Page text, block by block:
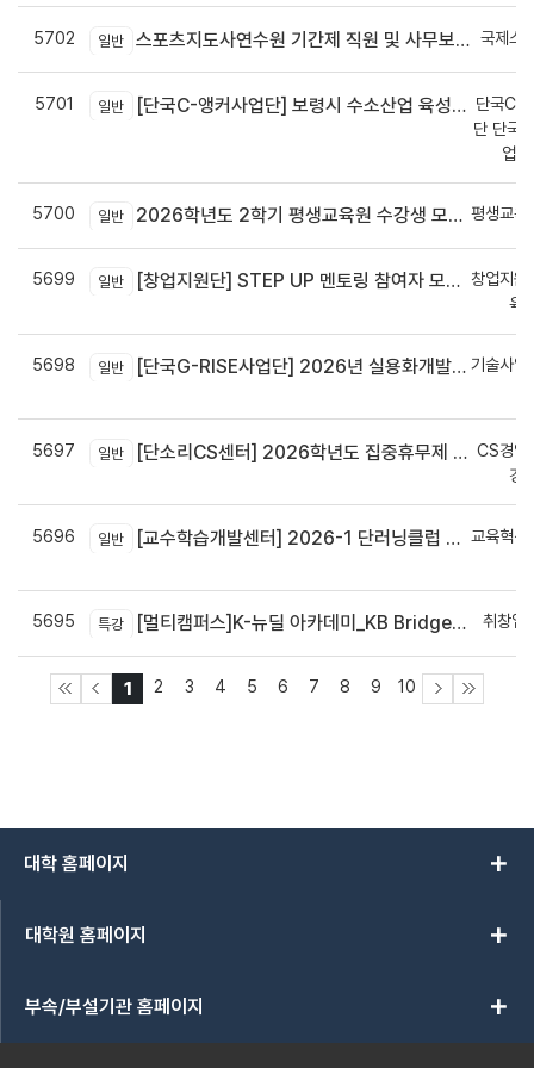
5702 일반 스포츠지도사연수원 기간제 직원 및 사무보조원 채용 공고 국제스
5701 일반 [단국C-앵커사업단] 보령시 수소산업 육성을 위한 기업 지원사업 모집공고
단국C-
단 단국
업
5700 일반 2026학년도 2학기 평생교육원 수강생 모집안내 평생교육
5699 일반 [창업지원단] STEP UP 멘토링 참여자 모집(~7월 29일)
창업지원
육
5698 일반 [단국G-RISE사업단] 2026년 실용화개발 지원(Grant) 과제 공고_~8/14(금)까지
기술사업
5697 일반 [단소리CS센터] 2026학년도 집중휴무제 안내 (EMS 및 이메일 발송 접수기한 : 7/24(금) 오후 12시까지)
CS경영
경
5696 일반 [교수학습개발센터] 2026-1 단러닝클럽 Best Practice 공모전 결과 안내
교육혁신
5695 특강 [멀티캠퍼스]K-뉴딜 아카데미_KB Bridge 과정 취창업
1 2 3 4 5 6 7 8 9 10
대학 홈페이지 add
대학원 홈페이지 add
부속/부설기관 홈페이지 add